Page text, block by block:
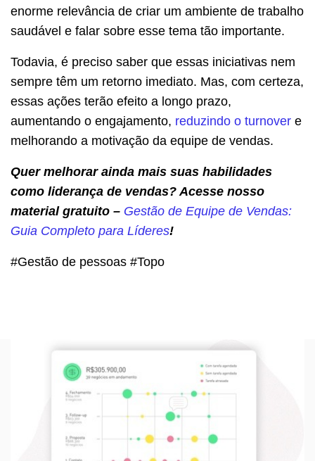
enorme relevância de criar um ambiente de trabalho
saudável e falar sobre esse tema tão importante.
Todavia, é preciso saber que essas iniciativas nem
sempre têm um retorno imediato. Mas, com certeza,
essas ações terão efeito a longo prazo,
aumentando o engajamento, reduzindo o turnover e
melhorando a motivação da equipe de vendas.
Quer melhorar ainda mais suas habilidades
como liderança de vendas? Acesse nosso
material gratuito – Gestão de Equipe de Vendas:
Guia Completo para Líderes!
#Gestão de pessoas #Topo